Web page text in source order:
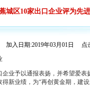
城区10家出口企业评为先
加入日期:2019年03月01日 点
业予以通报表扬，并希望爱
新业绩，为“再创黄金期，建设